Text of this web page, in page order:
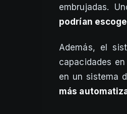
embrujadas.
podrían
Además, el
capacidades
en un sistema
más